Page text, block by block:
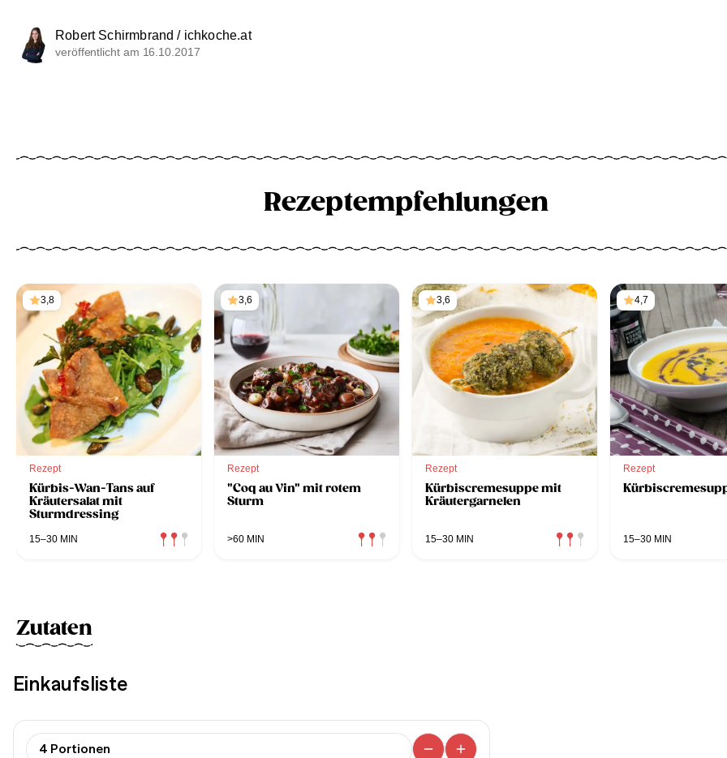
Robert Schirmbrand / ichkoche.at
veröffentlicht am 16.10.2017
Rezeptempfehlungen
3,8
Rezept
Kürbis-Wan-Tans auf
Kräutersalat mit
Sturmdressing
15–30 MIN
3,6
Rezept
"Coq au Vin" mit rotem
Sturm
>60 MIN
3,6
Rezept
Kürbiscremesuppe mit
Kräutergarnelen
15–30 MIN
4,7
Rezept
15–30 MIN
Zutaten